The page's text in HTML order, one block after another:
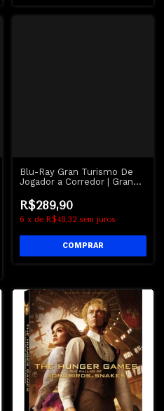
Blu-Ray Gran Turismo De
Jogador a Corredor | Gran
R$289,90
6 x de R$48,32 sem juros